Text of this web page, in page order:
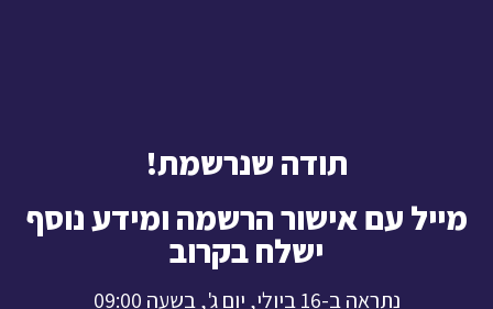
תודה שנרשמת!
מייל עם אישור הרשמה ומידע נוסף
ישלח בקרוב
נתראה ב-16 ביולי, יום ג', בשעה 09:00